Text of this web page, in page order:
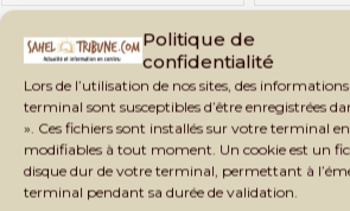
Politique de
confidentialité
Lors de l’utilisation de nos sites, des
terminal sont susceptibles d’être enregistrées
». Ces fichiers sont installés sur votre terminal
modifiables à tout moment. Un cookie est un
disque dur de votre terminal, permettant à
terminal pendant sa durée de validation.
CATASTROPHES CLIMATIQUES
CAUTION 10 000 DOLLARS CAUTION DE VISA
CÉDÉAO CEDEAO CEI CÉLÉBRATION
CEMAPI CEN-SNESUP CENOU
CENTRAFRIQUE CENTRALE